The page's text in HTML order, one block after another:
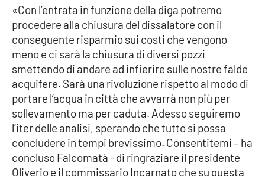
Ilvibonese.it
Catanzarochannel.it
APP
Android
Apple
«Con l’entrata in funzione della diga potremo
procedere alla chiusura del dissalatore con il
conseguente risparmio sui costi che vengono
meno e ci sarà la chiusura di diversi pozzi
smettendo di andare ad infierire sulle nostre falde
acquifere. Sarà una rivoluzione rispetto al modo di
portare l’acqua in città che avvarrà non più per
sollevamento ma per caduta. Adesso seguiremo
l’iter delle analisi, sperando che tutto si possa
concludere in tempi brevissimo. Consentitemi – ha
concluso Falcomatà - di ringraziare il presidente
Oliverio e il commissario Incarnato che su questa